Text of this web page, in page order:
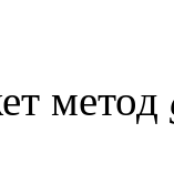
метод